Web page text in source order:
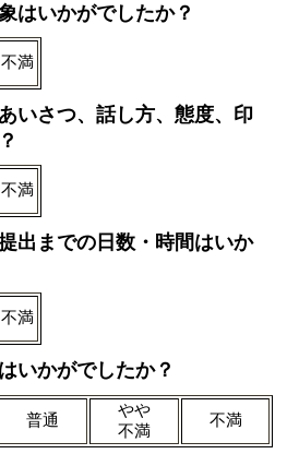
はいかがでしたか？
不満
いさつ、話し方、態度、印
不満
出までの日数・時間はいか
不満
いかがでしたか？
普通
やや
不満
不満